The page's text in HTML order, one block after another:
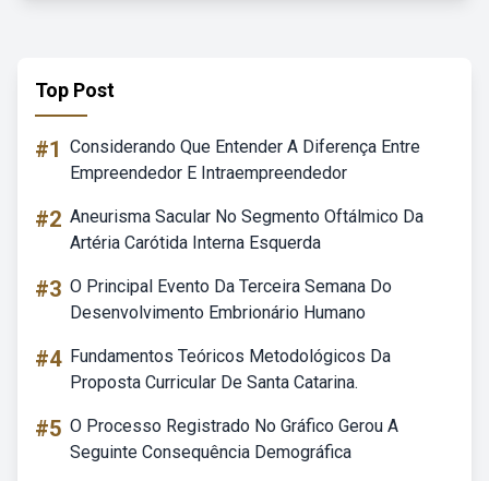
Top Post
#1 Considerando Que Entender A Diferença Entre
Empreendedor E Intraempreendedor
#2 Aneurisma Sacular No Segmento Oftálmico Da
Artéria Carótida Interna Esquerda
#3 O Principal Evento Da Terceira Semana Do
Desenvolvimento Embrionário Humano
#4 Fundamentos Teóricos Metodológicos Da
Proposta Curricular De Santa Catarina.
#5 O Processo Registrado No Gráfico Gerou A
Seguinte Consequência Demográfica